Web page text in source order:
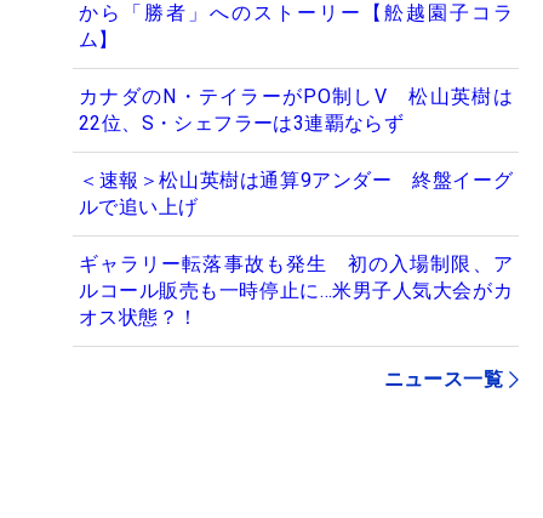
から「勝者」へのストーリー【舩越園子コラ
ム】
カナダのN・テイラーがPO制しV 松山英樹は
22位、S・シェフラーは3連覇ならず
＜速報＞松山英樹は通算9アンダー 終盤イーグ
ルで追い上げ
ギャラリー転落事故も発生 初の入場制限、ア
ルコール販売も一時停止に…米男子人気大会がカ
オス状態？！
ニュース一覧